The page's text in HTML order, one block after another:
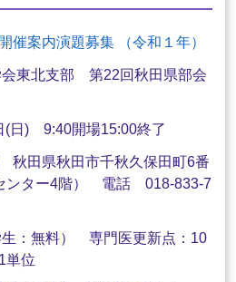
催案内演題募集 （令和１年）
会東北支部 第22回秋田県部会
(日) 9:40開場15:00終了
秋田県秋田市千秋久保田町6番
ンター4階） 電話 018-833-7
：無料） 専門医更新点：10
単位